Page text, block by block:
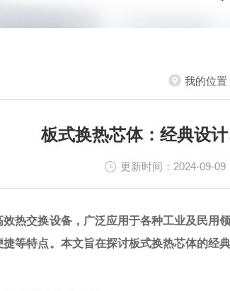
我的位置
板式换热芯体：经典设
更新时间：2024-09-
热交换设备，广泛应用于各种工业及民用
等特点。本文旨在探讨板式换热芯体的经